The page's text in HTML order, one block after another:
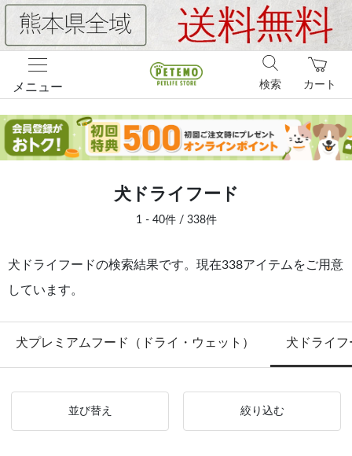
メニュー カート
検索
犬ドライフード
1 - 40件 / 338件
犬ドライフードの検索結果です。現在338アイテムをご用意
しています。
犬プレミアムフード（ドライ・ウェット） 犬ドライフ
並び替え 絞り込む